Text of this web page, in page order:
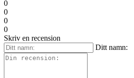
0
0
0
0
Skriv en recension
Ditt namn: